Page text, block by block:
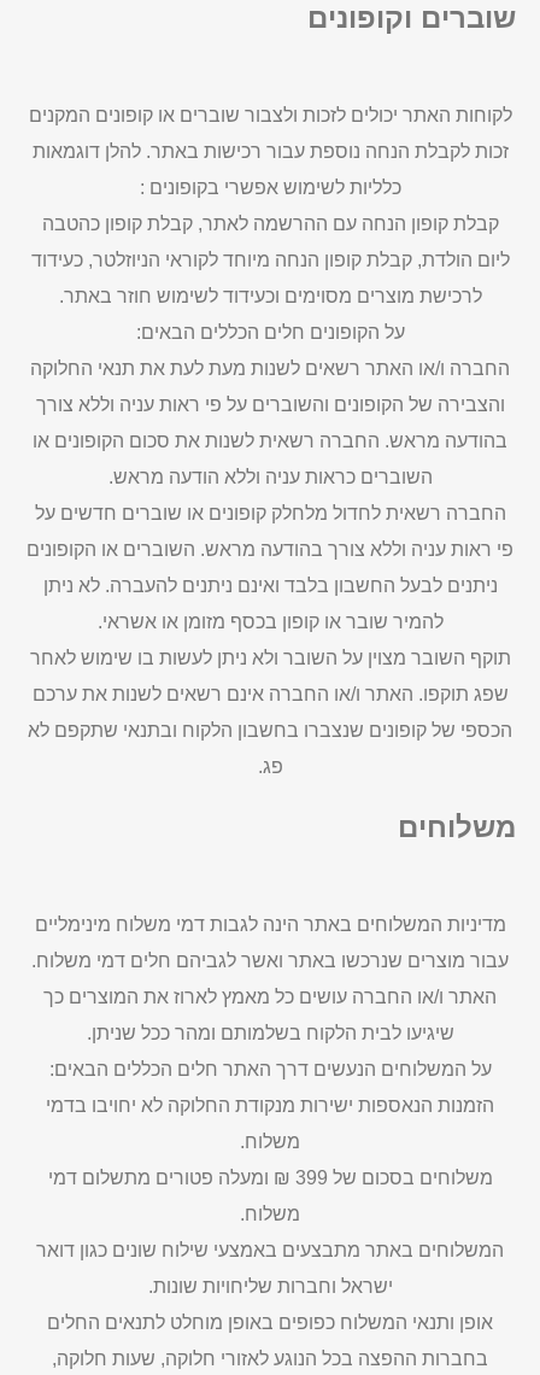
שוברים וקופונים
לקוחות האתר יכולים לזכות ולצבור שוברים או קופונים המקנים
זכות לקבלת הנחה נוספת עבור רכישות באתר. להלן דוגמאות
כלליות לשימוש אפשרי בקופונים :
קבלת קופון הנחה עם ההרשמה לאתר, קבלת קופון כהטבה
ליום הולדת, קבלת קופון הנחה מיוחד לקוראי הניוזלטר, כעידוד
לרכישת מוצרים מסוימים וכעידוד לשימוש חוזר באתר.
על הקופונים חלים הכללים הבאים:
החברה ו/או האתר רשאים לשנות מעת לעת את תנאי החלוקה
והצבירה של הקופונים והשוברים על פי ראות עניה וללא צורך
בהודעה מראש. החברה רשאית לשנות את סכום הקופונים או
השוברים כראות עניה וללא הודעה מראש.
החברה רשאית לחדול מלחלק קופונים או שוברים חדשים על
פי ראות עניה וללא צורך בהודעה מראש. השוברים או הקופונים
ניתנים לבעל החשבון בלבד ואינם ניתנים להעברה. לא ניתן
להמיר שובר או קופון בכסף מזומן או אשראי.
תוקף השובר מצוין על השובר ולא ניתן לעשות בו שימוש לאחר
שפג תוקפו. האתר ו/או החברה אינם רשאים לשנות את ערכם
הכספי של קופונים שנצברו בחשבון הלקוח ובתנאי שתקפם לא
פג.
משלוחים
מדיניות המשלוחים באתר הינה לגבות דמי משלוח מינימליים
עבור מוצרים שנרכשו באתר ואשר לגביהם חלים דמי משלוח.
האתר ו/או החברה עושים כל מאמץ לארוז את המוצרים כך
שיגיעו לבית הלקוח בשלמותם ומהר ככל שניתן.
על המשלוחים הנעשים דרך האתר חלים הכללים הבאים:
הזמנות הנאספות ישירות מנקודת החלוקה לא יחויבו בדמי
משלוח.
משלוחים בסכום של 399 ₪ ומעלה פטורים מתשלום דמי
משלוח.
המשלוחים באתר מתבצעים באמצעי שילוח שונים כגון דואר
ישראל וחברות שליחויות שונות.
אופן ותנאי המשלוח כפופים באופן מוחלט לתנאים החלים
בחברות ההפצה בכל הנוגע לאזורי חלוקה, שעות חלוקה,